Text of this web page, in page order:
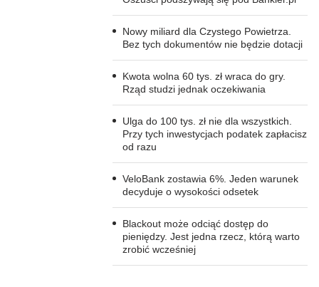
Nowy miliard dla Czystego Powietrza.
Bez tych dokumentów nie będzie dotacji
Kwota wolna 60 tys. zł wraca do gry.
Rząd studzi jednak oczekiwania
Ulga do 100 tys. zł nie dla wszystkich.
Przy tych inwestycjach podatek zapłacisz
od razu
VeloBank zostawia 6%. Jeden warunek
decyduje o wysokości odsetek
Blackout może odciąć dostęp do
pieniędzy. Jest jedna rzecz, którą warto
zrobić wcześniej